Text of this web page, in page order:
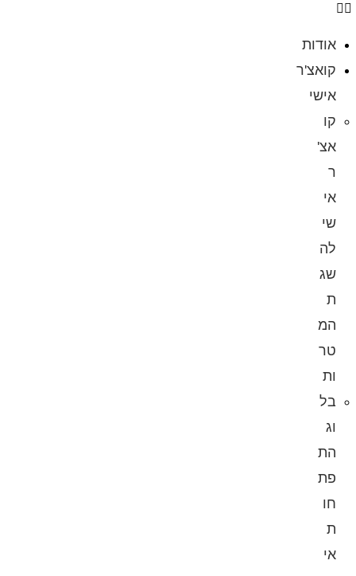
אודות
קואצ'ר
אישי
קו
אצ'
ר
אי
שי
לה
שג
ת
המ
טר
ות
בל
וג
הת
פת
חו
ת
אי